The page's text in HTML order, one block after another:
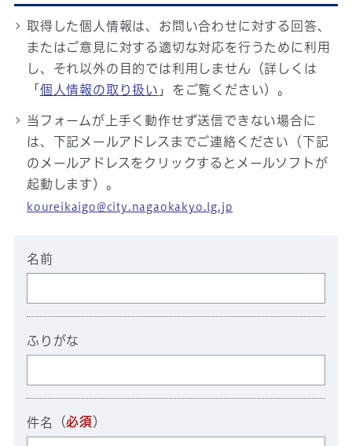
取得した個人情報は、お問い合わせに対する回答、
またはご意見に対する適切な対応を行うために利用
し、それ以外の目的では利用しません（詳しくは
「 個人情報の取り扱い 」をご覧ください）。
当フォームが上手く動作せず送信できない場合に
は、下記メールアドレスまでご連絡ください（下記
のメールアドレスをクリックするとメールソフトが
起動します）。
koureikaigo@city.nagaokakyo.lg.jp
名前
ふりがな
件名 （必須 ）